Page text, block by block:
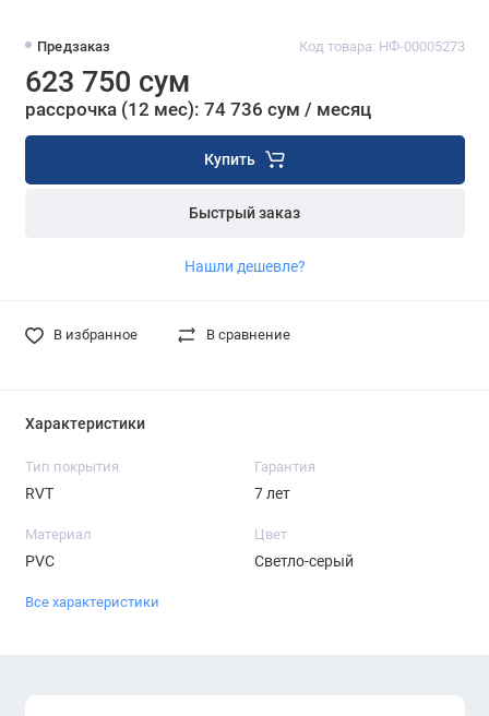
Предзаказ Код товара: НФ-00005273
623 750 сум
рассрочка (12 мес): 74 736 сум / месяц
Купить
Быстрый заказ
Нашли дешевле?
В избранное В сравнение
Характеристики
Тип покрытия
RVT
Гарантия
7 лет
Материал
PVC
Цвет
Светло-серый
Все характеристики